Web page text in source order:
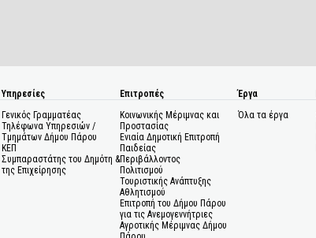
Υπηρεσίες
Γενικός Γραμματέας
Τηλέφωνα Υπηρεσιών /
Τμημάτων Δήμου Πάρου
ΚΕΠ
Συμπαραστάτης του Δημότη &
της Επιχείρησης
Επιτροπές
Κοινωνικής Μέριμνας και
Προστασίας
Ενιαία Δημοτική Επιτροπή
Παιδείας
Περιβάλλοντος
Πολιτισμού
Τουριστικής Ανάπτυξης
Αθλητισμού
Επιτροπή του Δήμου Πάρου
για τις Ανεμογεννήτριες
Αγροτικής Μέριμνας Δήμου
Έργα
Όλα τα έργα